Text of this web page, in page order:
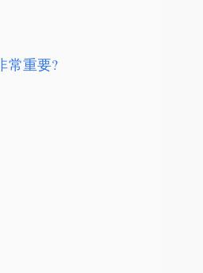
常重要?